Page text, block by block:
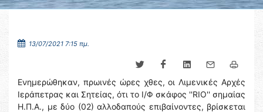
13/07/2021 7:15 πμ.
Ενημερώθηκαν, πρωινές ώρες χθες, οι Λιμενικές Αρχές
Ιεράπετρας και Σητείας, ότι το Ι/Φ σκάφος ''RIO'' σημαίας
Η.Π.Α., με δύο (02) αλλοδαπούς επιβαίνοντες, βρίσκεται